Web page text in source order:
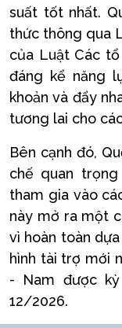
suất tốt nhất.
thức thông qua
của Luật Các
đáng kể năng
khoản và đẩy
tương lai cho
Bên cạnh đó,
chế quan
tham gia vào
này mở ra một
vì hoàn toàn
hình tài trợ mới
- Nam được
12/2026.